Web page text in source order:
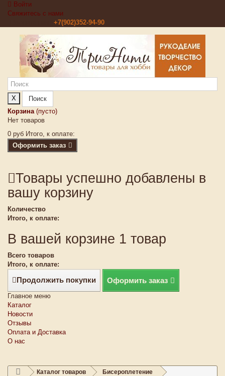
Войти
Свяжитесь с нами
+7(902)352-94-90
X
Поиск
Корзина (пусто)
Нет товаров
0 руб Итого, к оплате:
Оформить заказ
Товары успешно добавлены в
вашу корзину
Количество
Итого, к оплате:
В вашей корзине 1 товар
Всего товаров
Итого, к оплате:
Продолжить покупки Оформить заказ
Главное меню
Каталог
Новости
Отзывы
Оплата и Доставка
О нас
Каталог товаров
Бисероплетение